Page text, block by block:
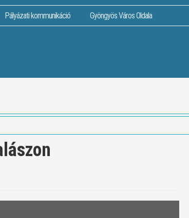
Pályázati kommunikáció Gyöngyös Város Oldala